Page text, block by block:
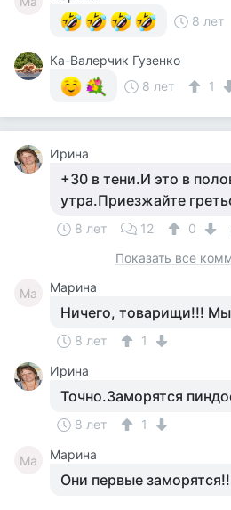
8 лет
Ка-Валерчик Гузенко
8 лет
1
Ирина
+30 в тени.И это в
утра.Приезжайте
8 лет 12
0
Показать все
Ма Марина
Ничего, товарищи!!!
8 лет
1
Ирина
Точно.Заморятся
8 лет 1
Ма Марина
Они первые